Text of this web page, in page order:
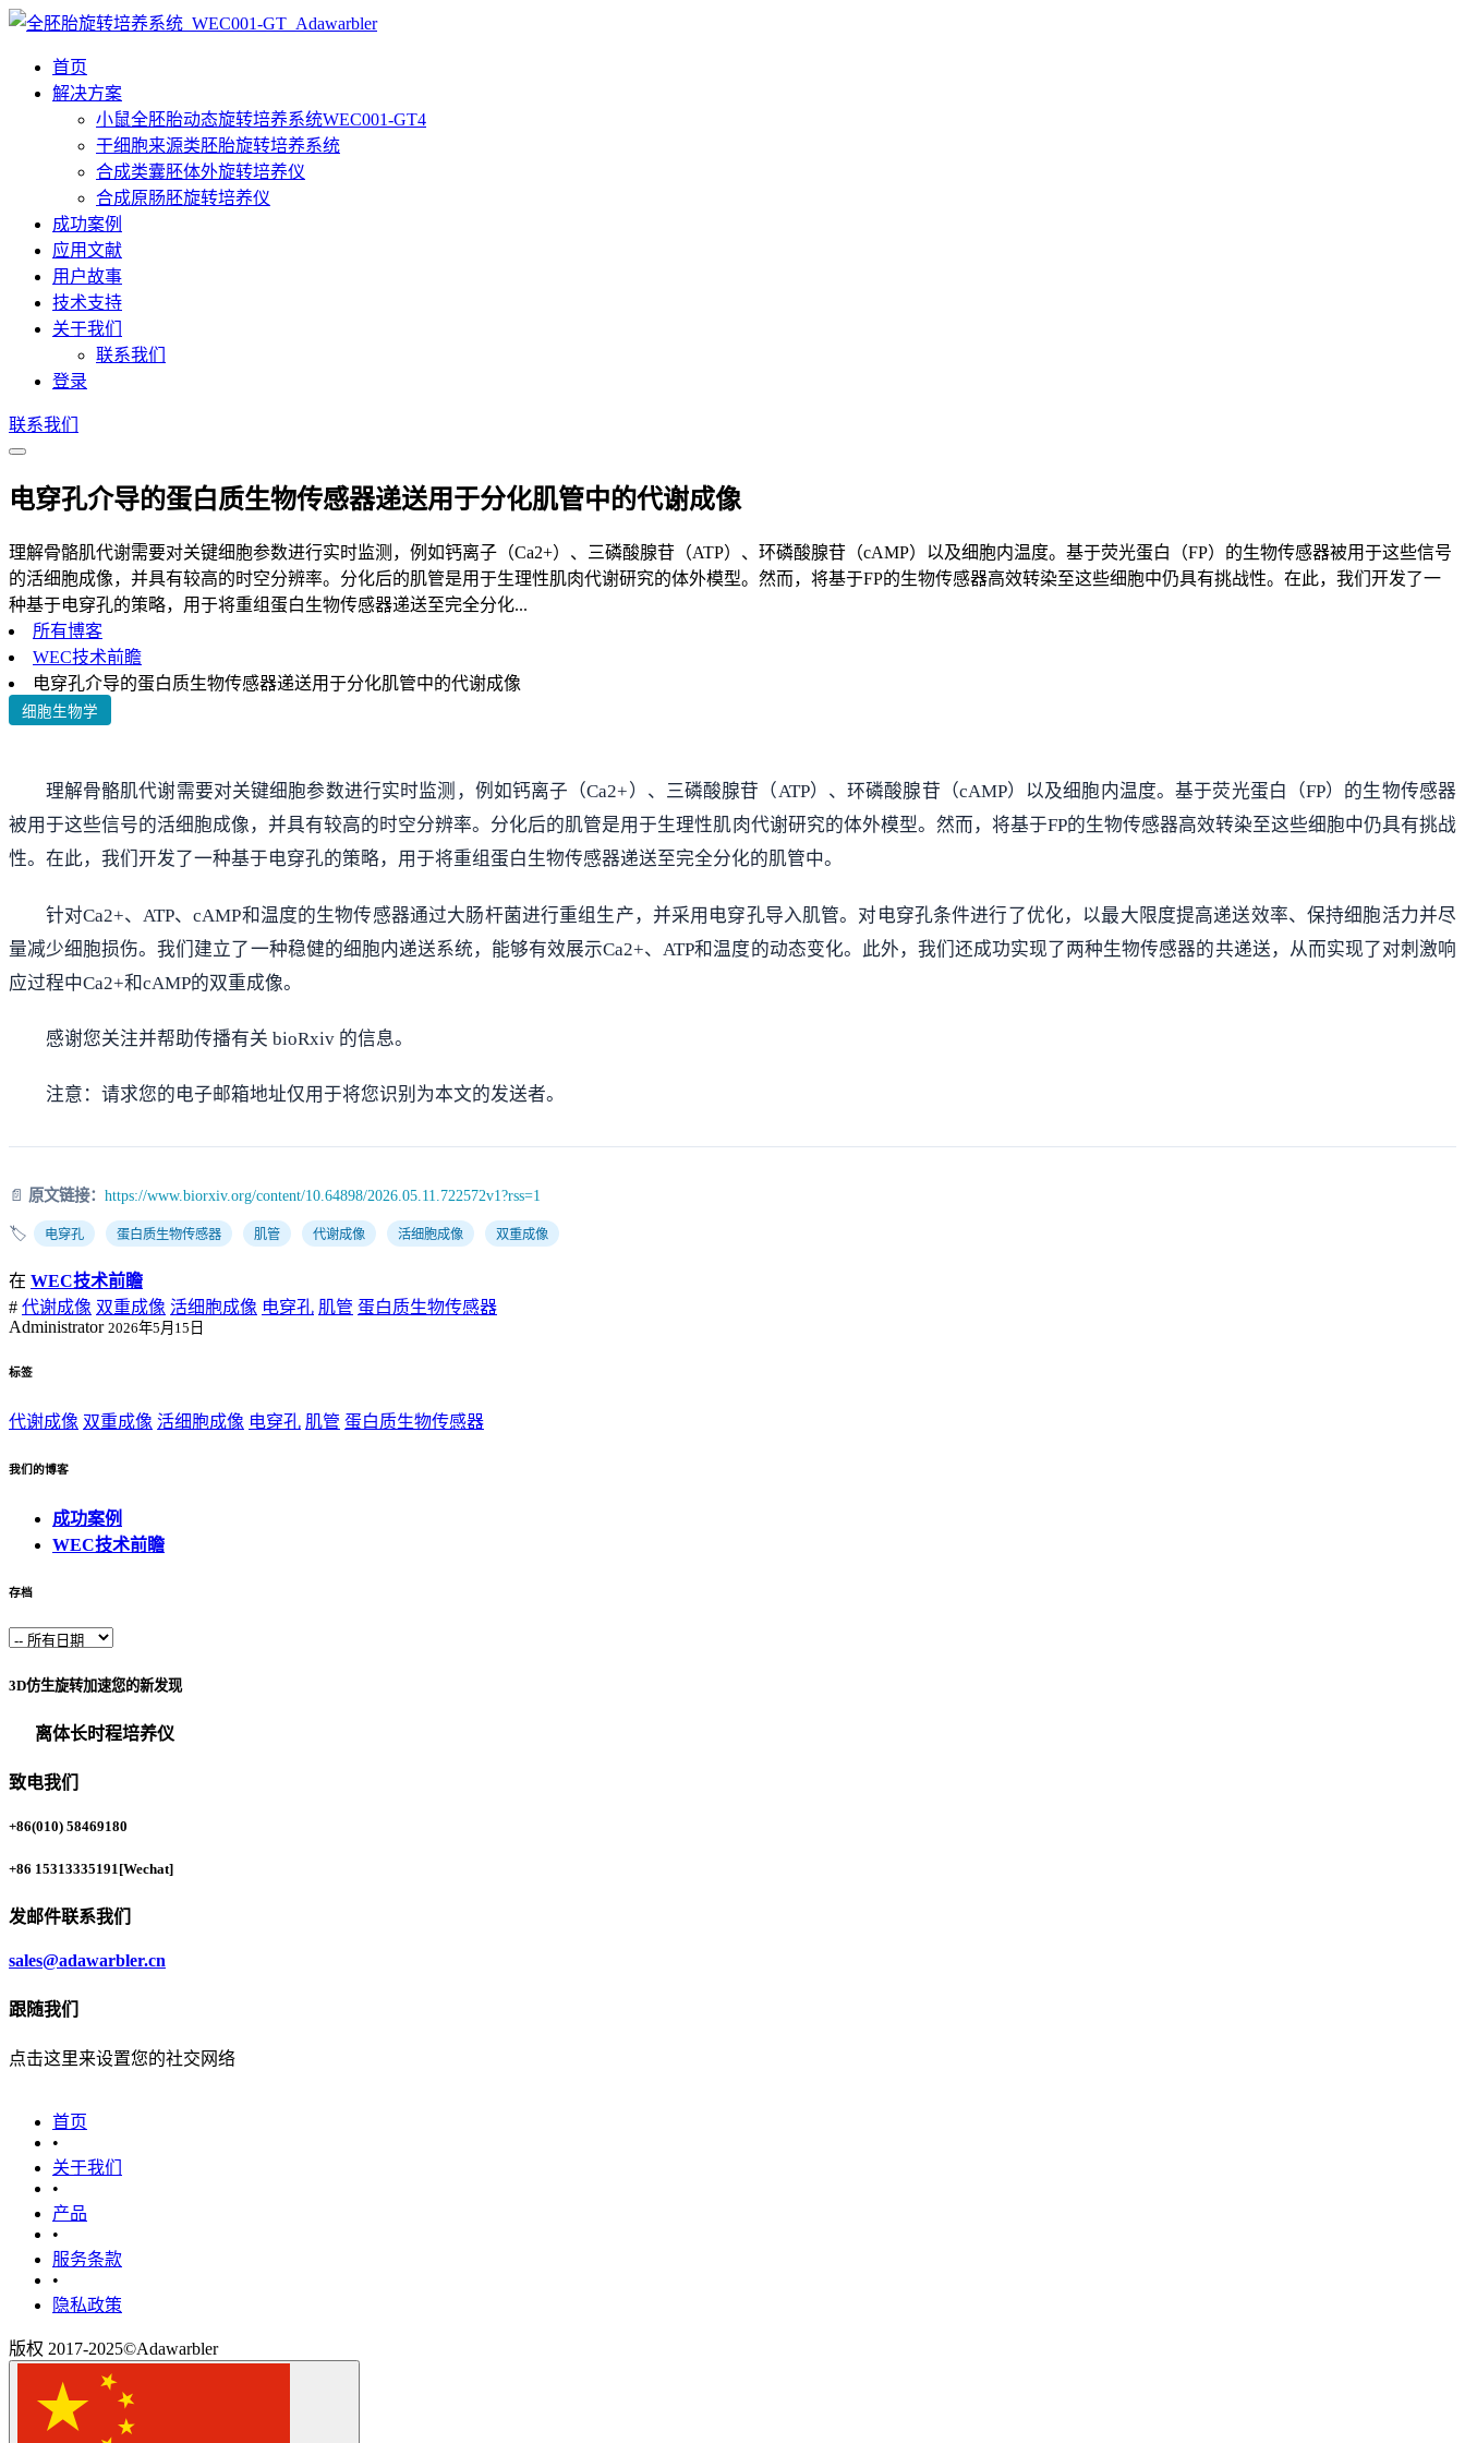
首页
解决方案
小鼠全胚胎动态旋转培养系统WEC001-GT4
干细胞来源类胚胎旋转培养系统
合成类囊胚体外旋转培养仪
合成原肠胚旋转培养仪
成功案例
应用文献
用户故事
技术支持
关于我们
联系我们
登录
联系我们
电穿孔介导的蛋白质生物传感器递送用于分化肌管中的代谢成像
理解骨骼肌代谢需要对关键细胞参数进行实时监测，例如钙离子（Ca2+）、三磷酸腺苷（ATP）、环磷酸腺苷（cAMP）以及细胞内温度。基于荧光蛋白（FP）的生物传感器被用于这些信号
的活细胞成像，并具有较高的时空分辨率。分化后的肌管是用于生理性肌肉代谢研究的体外模型。然而，将基于FP的生物传感器高效转染至这些细胞中仍具有挑战性。在此，我们开发了一
种基于电穿孔的策略，用于将重组蛋白生物传感器递送至完全分化...
所有博客
WEC技术前瞻
电穿孔介导的蛋白质生物传感器递送用于分化肌管中的代谢成像
细胞生物学
理解骨骼肌代谢需要对关键细胞参数进行实时监测，例如钙离子（Ca2+）、三磷酸腺苷（ATP）、环磷酸腺苷（cAMP）以及细胞内温度。基于荧光蛋白（FP）的生物传感器
被用于这些信号的活细胞成像，并具有较高的时空分辨率。分化后的肌管是用于生理性肌肉代谢研究的体外模型。然而，将基于FP的生物传感器高效转染至这些细胞中仍具有挑战
性。在此，我们开发了一种基于电穿孔的策略，用于将重组蛋白生物传感器递送至完全分化的肌管中。
针对Ca2+、ATP、cAMP和温度的生物传感器通过大肠杆菌进行重组生产，并采用电穿孔导入肌管。对电穿孔条件进行了优化，以最大限度提高递送效率、保持细胞活力并尽
量减少细胞损伤。我们建立了一种稳健的细胞内递送系统，能够有效展示Ca2+、ATP和温度的动态变化。此外，我们还成功实现了两种生物传感器的共递送，从而实现了对刺激响
应过程中Ca2+和cAMP的双重成像。
感谢您关注并帮助传播有关 bioRxiv 的信息。
注意：请求您的电子邮箱地址仅用于将您识别为本文的发送者。
📄 原文链接： https://www.biorxiv.org/content/10.64898/2026.05.11.722572v1?rss=1
🏷️ 电穿孔 蛋白质生物传感器 肌管 代谢成像 活细胞成像 双重成像
在 WEC技术前瞻
# 代谢成像 双重成像 活细胞成像 电穿孔 肌管 蛋白质生物传感器
Administrator 2026年5月15日
标签
代谢成像 双重成像 活细胞成像 电穿孔 肌管 蛋白质生物传感器
我们的博客
成功案例
WEC技术前瞻
存档
3D仿生旋转加速您的新发现
离体长时程培养仪
致电我们
+86(010) 58469180
+86 15313335191 [Wechat]
发邮件联系我们
sales@adawarbler.cn
跟随我们
点击这里来设置您的社交网络
首页
•
关于我们
•
产品
•
‎服务条款‎
•
隐私政策
版权 2017-2025©Adawarbler